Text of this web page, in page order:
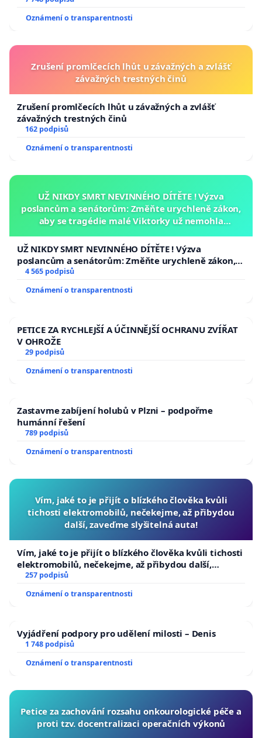
Oznámení o transparentnosti
Zrušení promlčecích lhůt u závažných a zvlášť
závažných trestných činů
Zrušení promlčecích lhůt u závažných a zvlášť
závažných trestných činů
162 podpisů
Oznámení o transparentnosti
UŽ NIKDY SMRT NEVINNÉHO DÍTĚTE ! Výzva
poslancům a senátorům: Změňte urychleně zákon,
aby se tragédie malé Viktorky už nemohla
UŽ NIKDY SMRT NEVINNÉHO DÍTĚTE ! Výzva
poslancům a senátorům: Změňte urychleně zákon,
aby se tragédie malé Viktorky už nemohla opakovat!
4 565 podpisů
Oznámení o transparentnosti
PETICE ZA RYCHLEJŠÍ A ÚČINNĚJŠÍ OCHRANU ZVÍŘAT
V OHROŽE
29 podpisů
Oznámení o transparentnosti
Zastavme zabíjení holubů v Plzni – podpořme
humánní řešení
789 podpisů
Oznámení o transparentnosti
Vím, jaké to je přijít o blízkého člověka kvůli
tichosti elektromobilů, nečekejme, až přibydou
další, zaveďme slyšitelná auta!
Vím, jaké to je přijít o blízkého člověka kvůli tichosti
elektromobilů, nečekejme, až přibydou další,
zaveďme slyšitelná auta!
257 podpisů
Oznámení o transparentnosti
Vyjádření podpory pro udělení milosti – Denis
1 748 podpisů
Oznámení o transparentnosti
Petice za zachování rozsahu onkourologické péče a
proti tzv. docentralizaci operačních výkonů